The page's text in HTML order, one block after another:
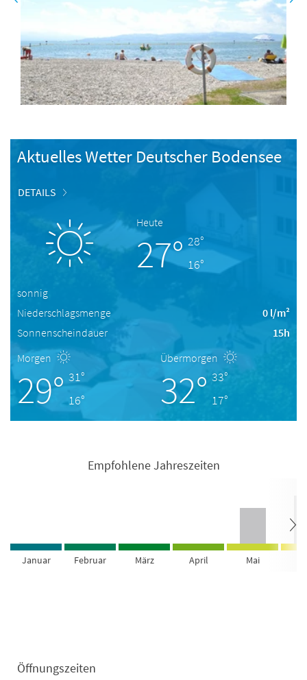
Aktuelles Wetter Deutscher Bodensee
DETAILS
Heute
27° 28°
16°
sonnig
Niederschlagsmenge
0 l/m²
Sonnenscheindauer
15h
Morgen
29° 31°
16°
Übermorgen
32° 33°
17°
Empfohlene Jahreszeiten
Januar Februar März April Mai
Öffnungszeiten